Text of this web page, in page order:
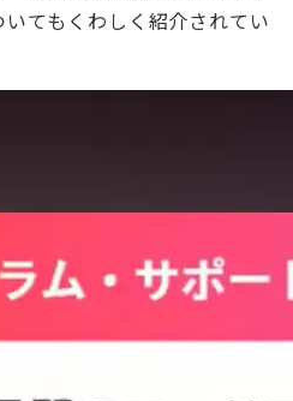
てもくわしく紹介されてい